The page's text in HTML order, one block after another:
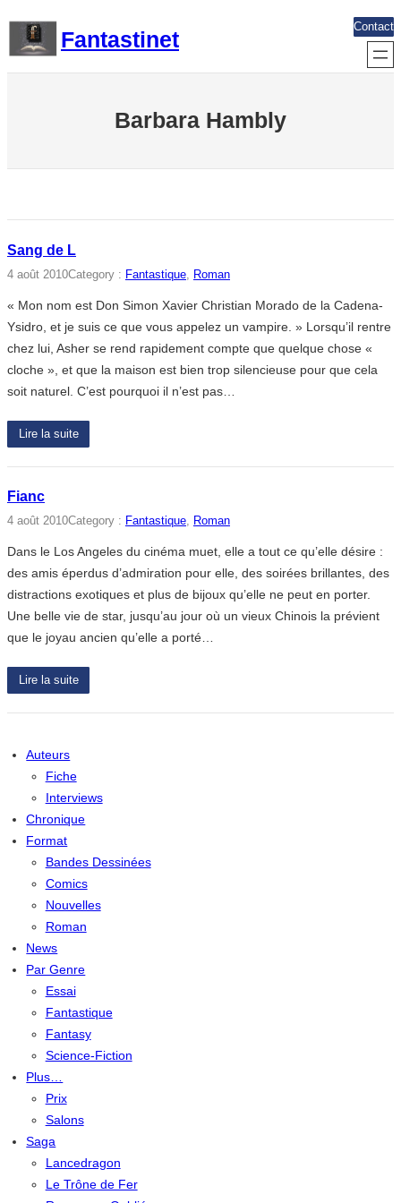
contenu
Fantastinet
Contact
Barbara Hambly
Sang de L
4 août 2010Category : Fantastique, Roman
« Mon nom est Don Simon Xavier Christian Morado de la Cadena-
Ysidro, et je suis ce que vous appelez un vampire. » Lorsqu’il rentre
chez lui, Asher se rend rapidement compte que quelque chose «
cloche », et que la maison est bien trop silencieuse pour que cela
soit naturel. C’est pourquoi il n’est pas…
Lire la suite
Fianc
4 août 2010Category : Fantastique, Roman
Dans le Los Angeles du cinéma muet, elle a tout ce qu’elle désire :
des amis éperdus d’admiration pour elle, des soirées brillantes, des
distractions exotiques et plus de bijoux qu’elle ne peut en porter.
Une belle vie de star, jusqu’au jour où un vieux Chinois la prévient
que le joyau ancien qu’elle a porté…
Lire la suite
Auteurs
Fiche
Interviews
Chronique
Format
Bandes Dessinées
Comics
Nouvelles
Roman
News
Par Genre
Essai
Fantastique
Fantasy
Science-Fiction
Plus…
Prix
Salons
Saga
Lancedragon
Le Trône de Fer